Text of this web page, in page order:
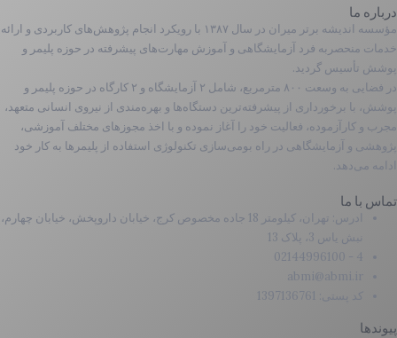
درباره ما
مؤسسه اندیشه برتر میران در سال ۱۳۸۷ با رویکرد انجام پژوهش‌های کاربردی و ارائه
خدمات منحصربه فرد آزمایشگاهی و آموزش مهارت­‌های پیشرفته در حوزه پلیمر و
پوشش تأسیس گردید.
در فضایی به وسعت ۸۰۰ مترمربع، شامل ۲ آزمایشگاه و ۲ کارگاه در حوزه پلیمر و
پوشش، با برخورداری از پیشرفته‌ترین دستگاه‌­ها و بهره­‌مندی از نیروی انسانی متعهد،
مجرب و کارآزموده، فعالیت خود را آغاز نموده و با اخذ مجوزهای مختلف آموزشی،
پژوهشی و آزمایشگاهی در راه بومی‌سازی تکنولوژی استفاده از پلیمرها به کار خود
ادامه می‌دهد.
تماس با ما
ادرس: تهران، کیلومتر 18 جاده مخصوص کرج، خیابان داروپخش، خیابان چهارم،
نبش یاس 3، پلاک 13
4 - 02144996100
abmi@abmi.ir
کد پستی: 1397136761
پیوندها